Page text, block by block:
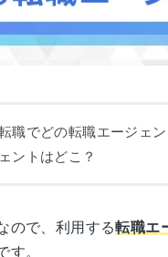
職でどの転職エージェ
ントはどこ？
ので、利用する転職エ
す。